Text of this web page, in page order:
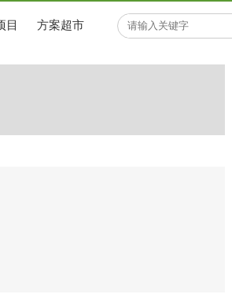
目 方案超市